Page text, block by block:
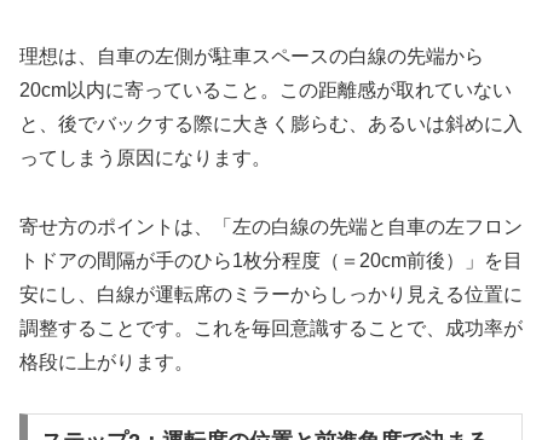
理想は、自車の左側が駐車スペースの白線の先端から
20cm以内に寄っていること。この距離感が取れていない
と、後でバックする際に大きく膨らむ、あるいは斜めに入
ってしまう原因になります。
寄せ方のポイントは、「左の白線の先端と自車の左フロン
トドアの間隔が手のひら1枚分程度（＝20cm前後）」を目
安にし、白線が運転席のミラーからしっかり見える位置に
調整することです。これを毎回意識することで、成功率が
格段に上がります。